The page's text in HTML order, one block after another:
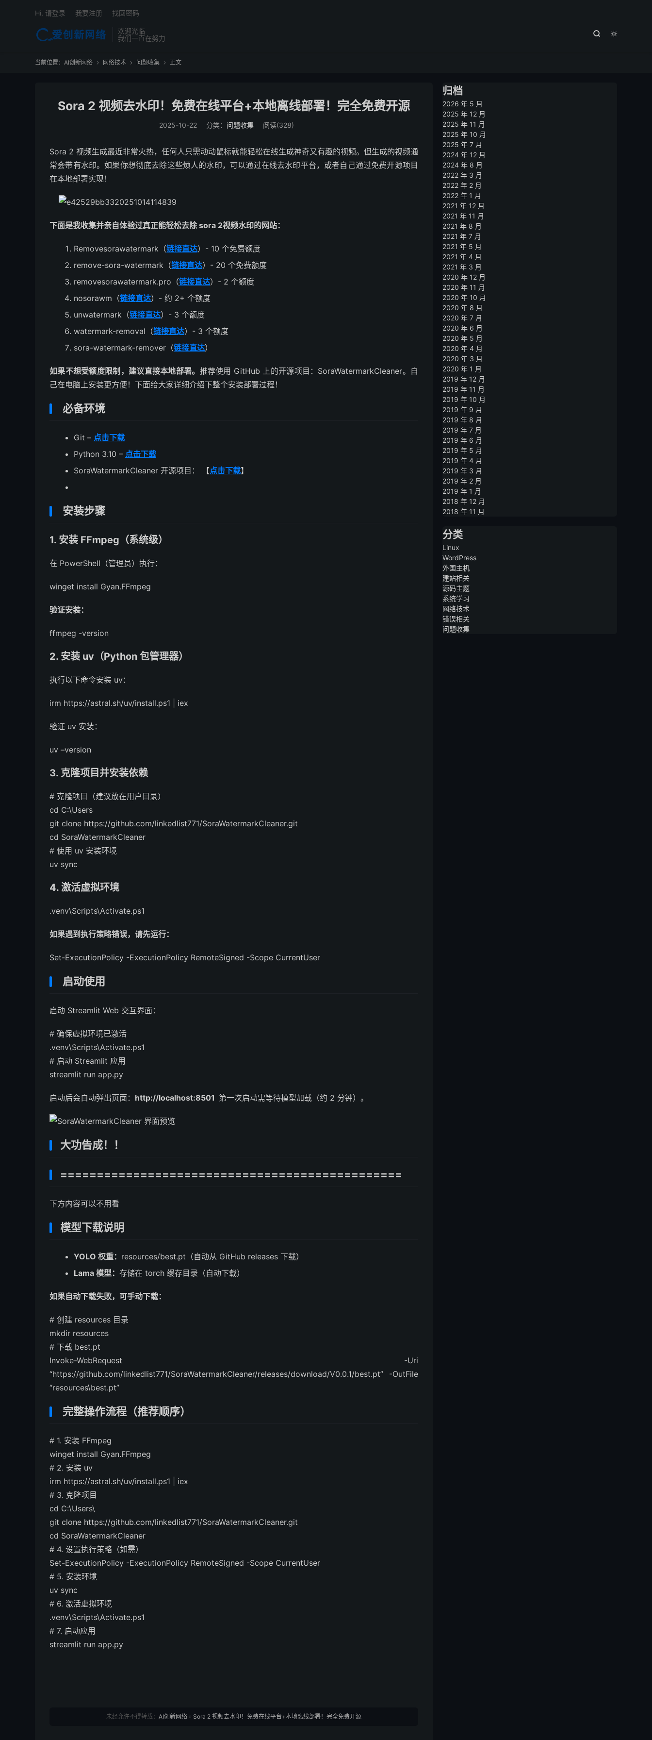
欢迎光临
我们一直在努力


Hi, 请登录 我要注册 找回密码
当前位置： AI创新网络  网络技术  问题收集  正文
Sora 2 视频去水印！免费在线平台+本地离线部署！完全免费开源
2025-10-22 分类： 问题收集 阅读(328)
Sora 2 视频生成最近非常火热，任何人只需动动鼠标就能轻松在线生成神奇又有趣的视频。但生成的视频通
常会带有水印。如果你想彻底去除这些烦人的水印，可以通过在线去水印平台，或者自己通过免费开源项目
在本地部署实现！
下面是我收集并亲自体验过真正能轻松去除 sora 2视频水印的网站：
Removesorawatermark（链接直达）- 10 个免费额度
remove-sora-watermark（链接直达）- 20 个免费额度
removesorawatermark.pro（链接直达）- 2 个额度
nosorawm（链接直达）- 约 2+ 个额度
unwatermark（链接直达）- 3 个额度
watermark-removal（链接直达）- 3 个额度
sora-watermark-remover（链接直达）
如果不想受额度限制，建议直接本地部署。 推荐使用 GitHub 上的开源项目：SoraWatermarkCleaner。自
己在电脑上安装更方便！下面给大家详细介绍下整个安装部署过程！
必备环境
Git – 点击下载
Python 3.10 – 点击下载
SoraWatermarkCleaner 开源项目： 【点击下载】
安装步骤
1. 安装 FFmpeg（系统级）
在 PowerShell（管理员）执行：
winget install Gyan.FFmpeg
验证安装：
ffmpeg -version
2. 安装 uv（Python 包管理器）
执行以下命令安装 uv：
irm https://astral.sh/uv/install.ps1 | iex
验证 uv 安装：
uv –version
3. 克隆项目并安装依赖
# 克隆项目（建议放在用户目录）
cd C:\Users
git clone https://github.com/linkedlist771/SoraWatermarkCleaner.git
cd SoraWatermarkCleaner
# 使用 uv 安装环境
uv sync
4. 激活虚拟环境
.venv\Scripts\Activate.ps1
如果遇到执行策略错误，请先运行：
Set-ExecutionPolicy -ExecutionPolicy RemoteSigned -Scope CurrentUser
启动使用
启动 Streamlit Web 交互界面：
# 确保虚拟环境已激活
.venv\Scripts\Activate.ps1
# 启动 Streamlit 应用
streamlit run app.py
启动后会自动弹出页面： http://localhost:8501 第一次启动需等待模型加载（约 2 分钟）。
大功告成！！
===============================================
下方内容可以不用看
模型下载说明
YOLO 权重： resources/best.pt（自动从 GitHub releases 下载）
Lama 模型： 存储在 torch 缓存目录（自动下载）
如果自动下载失败，可手动下载：
# 创建 resources 目录
mkdir resources
# 下载 best.pt
Invoke-WebRequest -Uri
“https://github.com/linkedlist771/SoraWatermarkCleaner/releases/download/V0.0.1/best.pt” -OutFile
“resources\best.pt”
完整操作流程（推荐顺序）
# 1. 安装 FFmpeg
winget install Gyan.FFmpeg
# 2. 安装 uv
irm https://astral.sh/uv/install.ps1 | iex
# 3. 克隆项目
cd C:\Users\
git clone https://github.com/linkedlist771/SoraWatermarkCleaner.git
cd SoraWatermarkCleaner
# 4. 设置执行策略（如需）
Set-ExecutionPolicy -ExecutionPolicy RemoteSigned -Scope CurrentUser
# 5. 安装环境
uv sync
# 6. 激活虚拟环境
.venv\Scripts\Activate.ps1
# 7. 启动应用
streamlit run app.py
未经允许不得转载： AI创新网络 » Sora 2 视频去水印！免费在线平台+本地离线部署！完全免费开源
归档
2026 年 5 月
2025 年 12 月
2025 年 11 月
2025 年 10 月
2025 年 7 月
2024 年 12 月
2024 年 8 月
2022 年 3 月
2022 年 2 月
2022 年 1 月
2021 年 12 月
2021 年 11 月
2021 年 8 月
2021 年 7 月
2021 年 5 月
2021 年 4 月
2021 年 3 月
2020 年 12 月
2020 年 11 月
2020 年 10 月
2020 年 8 月
2020 年 7 月
2020 年 6 月
2020 年 5 月
2020 年 4 月
2020 年 3 月
2020 年 1 月
2019 年 12 月
2019 年 11 月
2019 年 10 月
2019 年 9 月
2019 年 8 月
2019 年 7 月
2019 年 6 月
2019 年 5 月
2019 年 4 月
2019 年 3 月
2019 年 2 月
2019 年 1 月
2018 年 12 月
2018 年 11 月
分类
Linux
WordPress
外国主机
建站相关
源码主题
系统学习
网络技术
错误相关
问题收集